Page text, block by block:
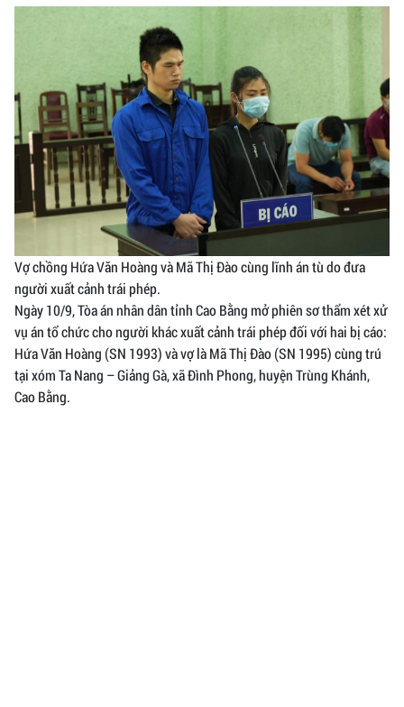
Vợ chồng Hứa Văn Hoàng và Mã Thị Đào cùng lĩnh án tù do đưa
người xuất cảnh trái phép.
Ngày 10/9, Tòa án nhân dân tỉnh Cao Bằng mở phiên sơ thẩm xét xử
vụ án tổ chức cho người khác xuất cảnh trái phép đối với hai bị cáo:
Hứa Văn Hoàng (SN 1993) và vợ là Mã Thị Đào (SN 1995) cùng trú
tại xóm Ta Nang – Giảng Gà, xã Đình Phong, huyện Trùng Khánh,
Cao Bằng.